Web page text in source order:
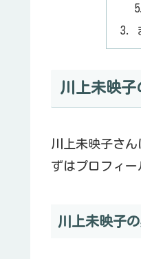
川上未映子
川上未映子さ
ずはプロフィー
川上未映子